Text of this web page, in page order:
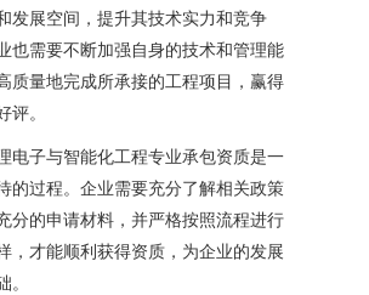
发展空间，提升其技术实力和竞争
也需要不断加强自身的技术和管理能
质量地完成所承接的工程项目，赢得
。
子与智能化工程专业承包资质是一
的过程。企业需要充分了解相关政策
分的申请材料，并严格按照流程进行
，才能顺利获得资质，为企业的发展